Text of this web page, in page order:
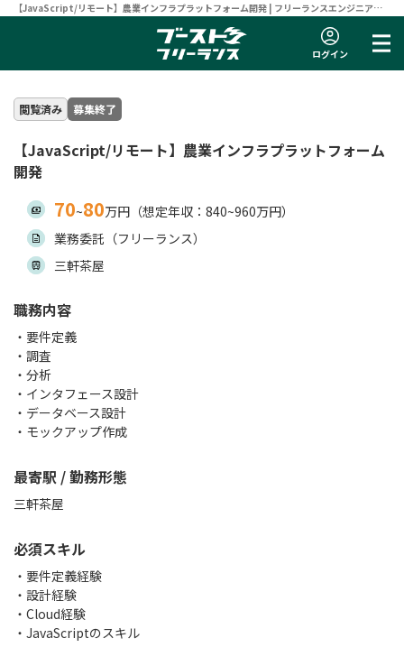
【JavaScript/リモート】農業インフラプラットフォーム開発 | フリーランスエンジニア向
け案件サイト 【ブーストフリーランス】
ログイン
閲覧済み 募集終了
【JavaScript/リモート】農業インフラプラットフォーム
開発
70~80万円（想定年収：840~960万円）
業務委託（フリーランス）
三軒茶屋
職務内容
・要件定義
・調査
・分析
・インタフェース設計
・データベース設計
・モックアップ作成
最寄駅 / 勤務形態
三軒茶屋
必須スキル
・要件定義経験
・設計経験
・Cloud経験
・JavaScriptのスキル